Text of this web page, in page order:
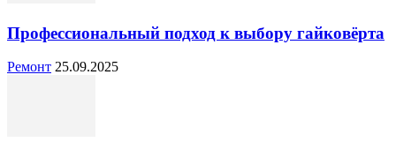
Профессиональный подход к выбору гайковёрта
Ремонт 25.09.2025